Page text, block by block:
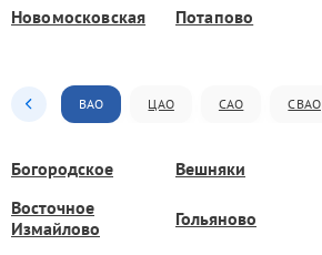
Новомосковская Потапово
ВАО ЦАО САО СВАО
Богородское Вешняки
Восточное
Измайлово
Гольяново